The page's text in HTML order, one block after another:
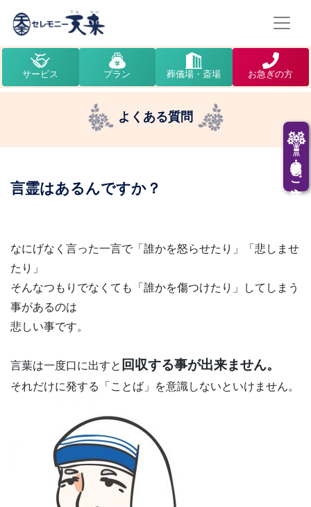
供花・供物のご注文
サービス プラン 葬儀場・斎場 お急ぎの方
よくある質問
言霊はあるんですか？
なにげなく言った一言で「誰かを怒らせたり」「悲しませ
たり」
そんなつもりでなくても「誰かを傷つけたり」してしまう
事があるのは
悲しい事です。
言葉は一度口に出すと 回収する事が出来ません。
それだけに発する「ことば」を意識しないといけません。